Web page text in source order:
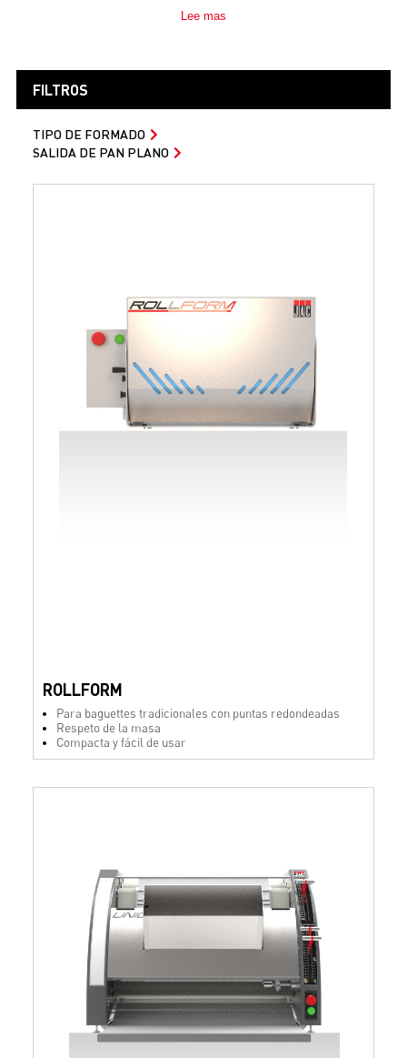
FILTROS
TIPO DE FORMADO
SALIDA DE PAN PLANO
Lee mas
ROLLFORM
Para baguettes tradicionales con puntas redondeadas
Respeto de la masa
Compacta y fácil de usar